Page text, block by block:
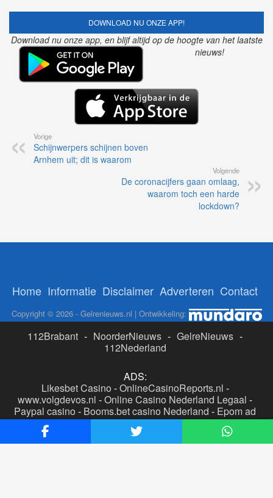
DOWNLOAD NU ONZE APP!
Download nu onze app, en blijf altijd op de hoogte van het laatste
nieuws!
Vorige
Schijnwerpers schijnen boven
Arnhem uit; dit is waarom
Volgende
De coronacijfers gaan omlaag,
waarom toch een harde
lockdown?
Home Informatie Disclaimer Adverteren Contact
Copyright © 2026 - Gelrenieuws.nl | Ontwikkeling:
112Brabant - NoorderNieuws - GelreNieuws -
112Nederland
ADS:
Likesbet Casino -OnlineCasinoReports.nl -
www.volgdevos.nl -Online Casino Nederland Legaal -
Paypal casino - Booms.bet casino Nederland - Epom ad
server-Casino boer-Online casino's Nederland